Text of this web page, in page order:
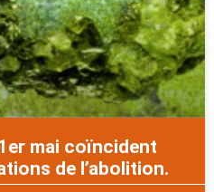
mai coïncident
de l’abolition.